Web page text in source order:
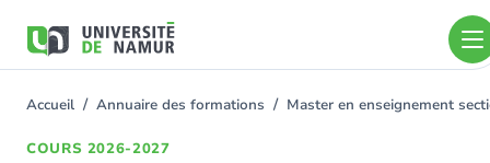
contenu
You
Accueil Annuaire des formations Master en enseignement
COURS 2026-2027